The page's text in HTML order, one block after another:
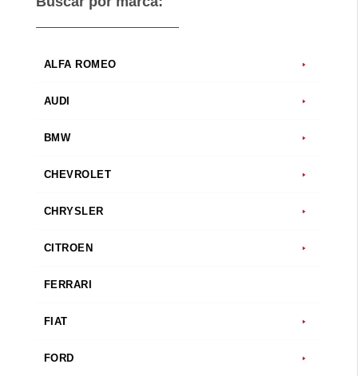
ALFA ROMEO
AUDI
BMW
CHEVROLET
CHRYSLER
CITROEN
FERRARI
FIAT
FORD